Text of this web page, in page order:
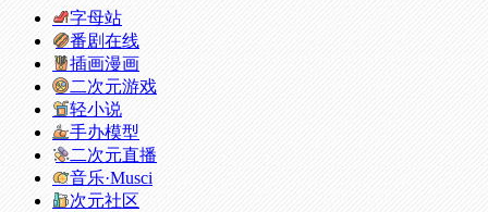
字母站
番剧在线
插画漫画
二次元游戏
轻小说
手办模型
二次元直播
音乐·Musci
次元社区